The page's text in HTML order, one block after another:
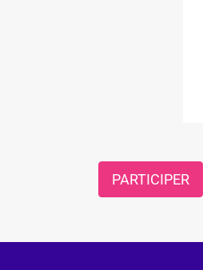
PARTICIPER